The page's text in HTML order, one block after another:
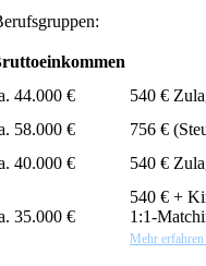
44.000 €
540 €
58.000 €
756 €
40.000 € 540 €
35.000 €
540 € +
1:1-
Mehr